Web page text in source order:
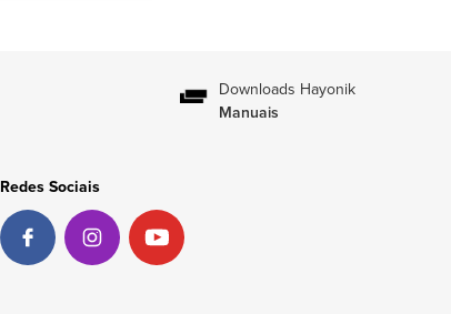
Downloads Hayonik
Manuais
Redes Sociais